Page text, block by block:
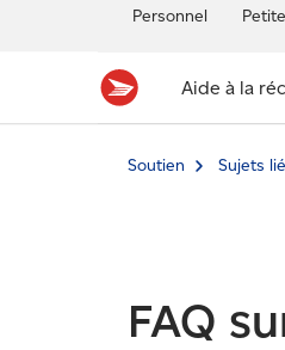
Personnel
Aide à la
Soutien Sujets
FAQ